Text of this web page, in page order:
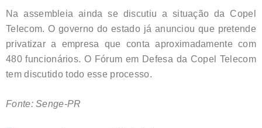
Na assembleia ainda se discutiu a situação da Copel
Telecom. O governo do estado já anunciou que pretende
privatizar a empresa que conta aproximadamente com
480 funcionários. O Fórum em Defesa da Copel Telecom
tem discutido todo esse processo.
Fonte: Senge-PR